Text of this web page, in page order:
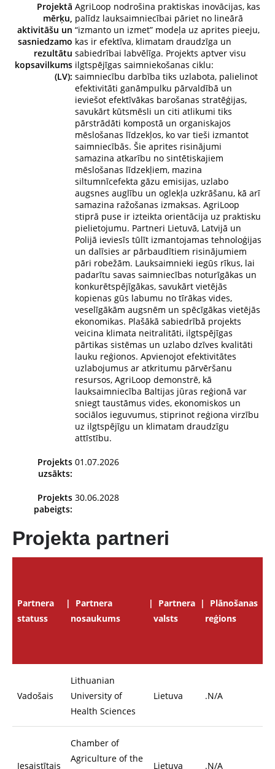
Projektā
mērķu,
aktivitāšu un
sasniedzamo
rezultātu
kopsavilkums
(LV):
AgriLoop nodrošina praktiskas inovācijas, kas
palīdz lauksaimniecībai pāriet no lineārā
“izmanto un izmet” modeļa uz aprites pieeju,
kas ir efektīva, klimatam draudzīga un
sabiedrībai labvēlīga. Projekts aptver visu
ilgtspējīgas saimniekošanas ciklu:
saimniecību darbība tiks uzlabota, palielinot
efektivitāti ganāmpulku pārvaldībā un
ieviešot efektīvākas barošanas stratēģijas,
savukārt kūtsmēsli un citi atlikumi tiks
pārstrādāti kompostā un organiskajos
mēslošanas līdzekļos, ko var tieši izmantot
saimniecībās. Šie aprites risinājumi
samazina atkarību no sintētiskajiem
mēslošanas līdzekļiem, mazina
siltumnīcefekta gāzu emisijas, uzlabo
augsnes auglību un oglekļa uzkrāšanu, kā arī
samazina ražošanas izmaksas. AgriLoop
stiprā puse ir izteikta orientācija uz praktisku
pielietojumu. Partneri Lietuvā, Latvijā un
Polijā ieviesīs tūlīt izmantojamas tehnoloģijas
un dalīsies ar pārbaudītiem risinājumiem
pāri robežām. Lauksaimnieki iegūs rīkus, lai
padarītu savas saimniecības noturīgākas un
konkurētspējīgākas, savukārt vietējās
kopienas gūs labumu no tīrākas vides,
veselīgākām augsnēm un spēcīgākas vietējās
ekonomikas. Plašākā sabiedrībā projekts
veicina klimata neitralitāti, ilgtspējīgas
pārtikas sistēmas un uzlabo dzīves kvalitāti
lauku reģionos. Apvienojot efektivitātes
uzlabojumus ar atkritumu pārvēršanu
resursos, AgriLoop demonstrē, kā
lauksaimniecība Baltijas jūras reģionā var
sniegt taustāmus vides, ekonomiskos un
sociālos ieguvumus, stiprinot reģiona virzību
uz ilgtspējīgu un klimatam draudzīgu
attīstību.
Projekts
uzsākts:
01.07.2026
Projekts
pabeigts:
30.06.2028
Projekta partneri
Partnera
statuss
Partnera
nosaukums
Partnera
valsts
Plānošanas
reģions
Vadošais
Lithuanian
University of
Health Sciences
Lietuva .N/A
Iesaistītais
Chamber of
Agriculture of the
Lietuva .N/A